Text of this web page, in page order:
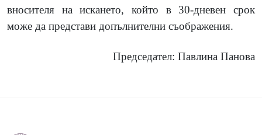
вносителя на искането, който в 30-дневен срок
може да представи допълнителни съображения.
Председател: Павлина Панова